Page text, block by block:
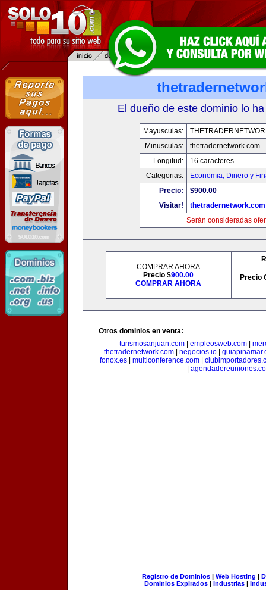
El dueño de este dominio lo
Mayusculas:
Minusculas:
thetradernetwork.com
Longitud:
16 caracteres
Categorias:
Economia, Dinero y
Precio:
$900.00
Visitar!
thetradernetwork.com
Serán consideradas
COMPRAR AHORA
Precio $900.00
COMPRAR AHORA
Precio
Otros dominios en venta:
turismosanjuan.com| empleosweb.com|
thetradernetwork.com
negocios.io
fonox.es| multiconference.com|
Registro de Dominios| Web Hosting |
Dominios Expirados | Industrias |